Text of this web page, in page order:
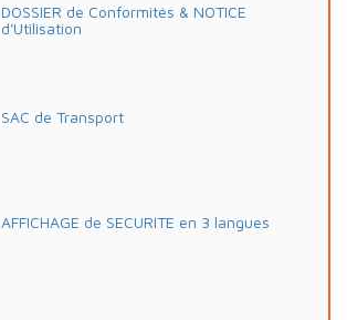
DOSSIER de Conformités & NOTICE
d'Utilisation
SAC de Transport
AFFICHAGE de SECURITE en 3 langues